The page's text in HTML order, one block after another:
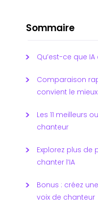
Sommaire
Qu’est-ce que
Comparaison
convient le
Les 11 meilleurs
chanteur
Explorez plus de
chanter l’IA
Bonus : créez
voix de chanteur